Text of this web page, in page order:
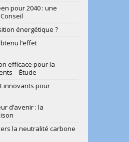
pour 2040 : une
énergétique ?
l’effet
efficace pour la
– Étude
innovants pour
d’avenir : la
la neutralité carbone